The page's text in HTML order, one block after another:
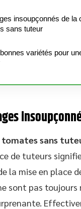
insoupçonnés de la
sans tuteur
variétés pour
sans
de tuteurs
la mise en place
sont pas toujours